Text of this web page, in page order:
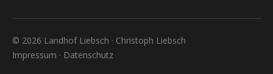
© 2026 Landhof Liebsch · Christoph Liebsch
Impressum · Datenschutz